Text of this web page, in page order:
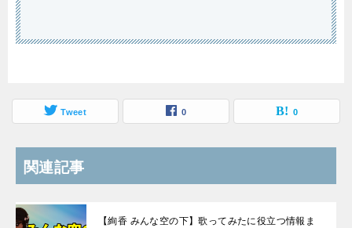
Tweet 0 0
関連記事
【絢香 みんな空の下】歌ってみたに役立つ情報ま